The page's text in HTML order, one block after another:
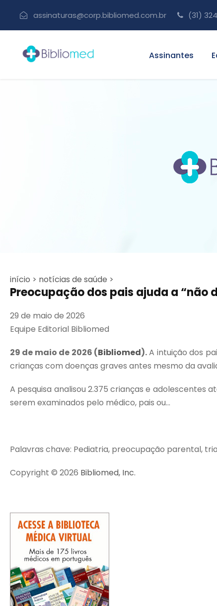
assinaturas@corp.bibliomed.com.br (31)
Assinantes
início > notícias de saúde >
Preocupação dos pais ajuda a “não
29 de maio de 2026
Equipe Editorial Bibliomed
29 de maio de 2026 (Bibliomed).A intuição dos
crianças com doenças graves antes mesmo da
A pesquisa analisou 2.375 crianças e
serem examinados pelo médico, pais ou...
Palavras chave: Pediatria, preocupação parental,
Copyright © 2026 Bibliomed, Inc.